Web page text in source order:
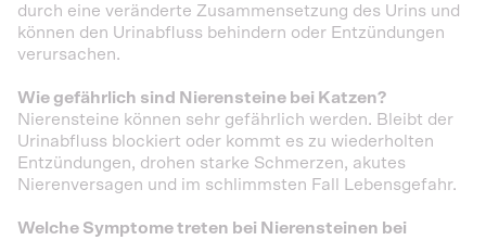
durch eine veränderte Zusammensetzung des Urins und
können den Urinabfluss behindern oder Entzündungen
verursachen.
Wie gefährlich sind Nierensteine bei Katzen?
Nierensteine können sehr gefährlich werden. Bleibt der
Urinabfluss blockiert oder kommt es zu wiederholten
Entzündungen, drohen starke Schmerzen, akutes
Nierenversagen und im schlimmsten Fall Lebensgefahr.
Welche Symptome treten bei Nierensteinen bei